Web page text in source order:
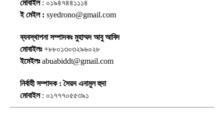
মোবাইল: ০১৯৪৭৪৪১১১৪
ই মেইল : syedrono@gmail.com
ব্যবস্থাপনা সম্পাদকঃ মুহাম্মদ আবু আবিদ
মোবাইলঃ+৮৮০১৩০৩২৯৬০২৮
ইমেইলঃabuabiddt@gmail.com
নির্বাহী সম্পাদক : সৈয়দ এনামুল হুদা
মোবাইল: ০১৭৭৭০৫৫৩৯১